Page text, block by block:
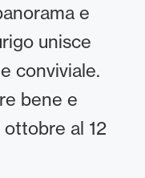
e
unisce
conviviale.
bene e
al 12